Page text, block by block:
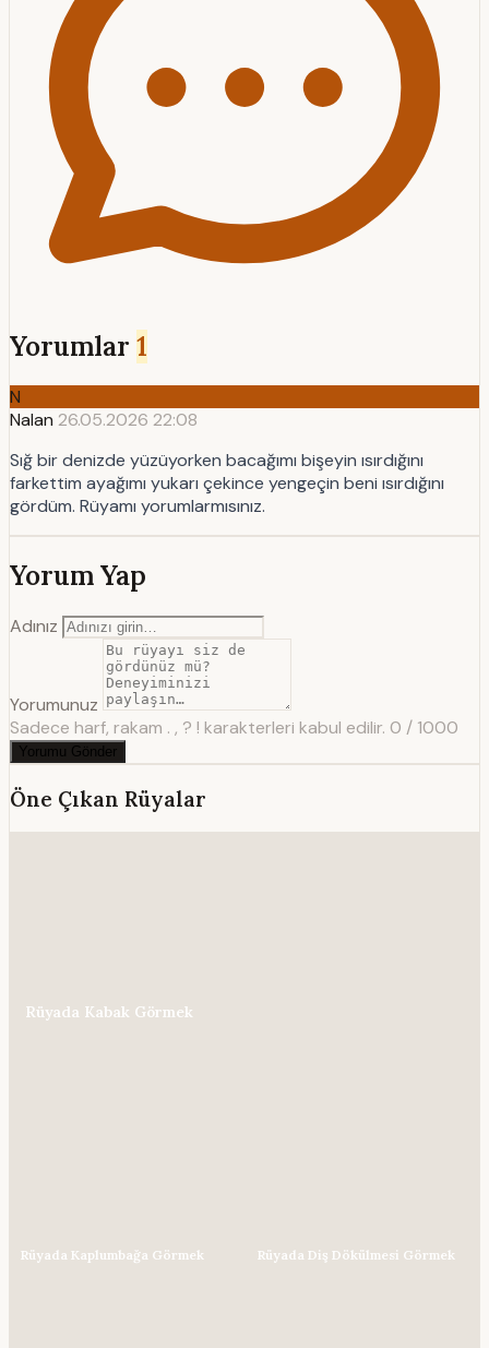
Yorumlar1
N
Nalan 26.05.2026 22:08
Sığ bir denizde yüzüyorken bacağımı bişeyin ısırdığını
farkettim ayağımı yukarı çekince yengeçin beni ısırdığını
gördüm. Rüyamı yorumlarmısınız.
Yorum Yap
Adınız
Yorumunuz
Sadece harf, rakam . , ? ! karakterleri kabul edilir. 0 / 1000
Yorumu Gönder
Öne Çıkan Rüyalar
Rüyada Kabak Görmek
Rüyada Kaplumbağa Görmek Rüyada Diş Dökülmesi Görmek